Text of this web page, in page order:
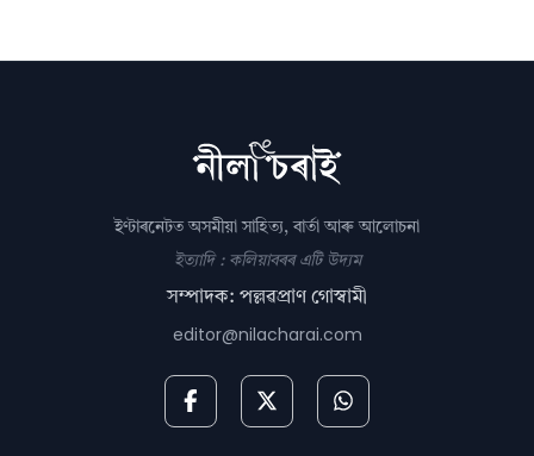
ইণ্টাৰনেটত অসমীয়া সাহিত্য, বাৰ্তা আৰু আলোচনা
ইত্যাদি : কলিয়াবৰৰ এটি উদ্যম
সম্পাদক: পল্লৱপ্ৰাণ গোস্বামী
editor@nilacharai.com